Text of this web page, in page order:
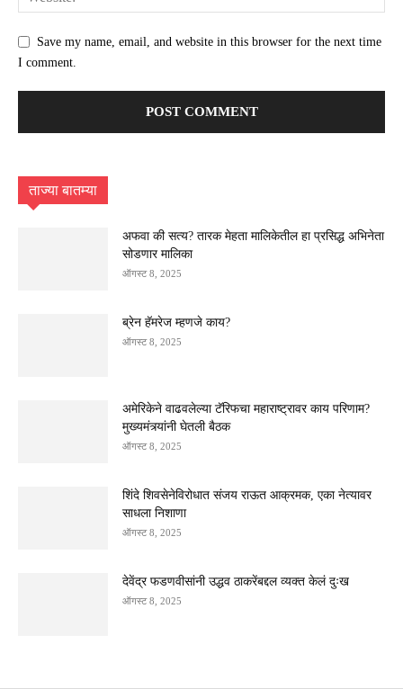
Save my name, email, and website in this browser for the next time
I comment.
ताज्या बातम्या
अफवा की सत्य? तारक मेहता मालिकेतील हा प्रसिद्ध अभिनेता
सोडणार मालिका
ऑगस्ट 8, 2025
ब्रेन हॅमरेज म्हणजे काय?
ऑगस्ट 8, 2025
अमेरिकेने वाढवलेल्या टॅरिफचा महाराष्ट्रावर काय परिणाम?
मुख्यमंत्र्यांनी घेतली बैठक
ऑगस्ट 8, 2025
शिंदे शिवसेनेविरोधात संजय राऊत आक्रमक, एका नेत्यावर
साधला निशाणा
ऑगस्ट 8, 2025
देवेंद्र फडणवीसांनी उद्धव ठाकरेंबद्दल व्यक्त केलं दुःख
ऑगस्ट 8, 2025